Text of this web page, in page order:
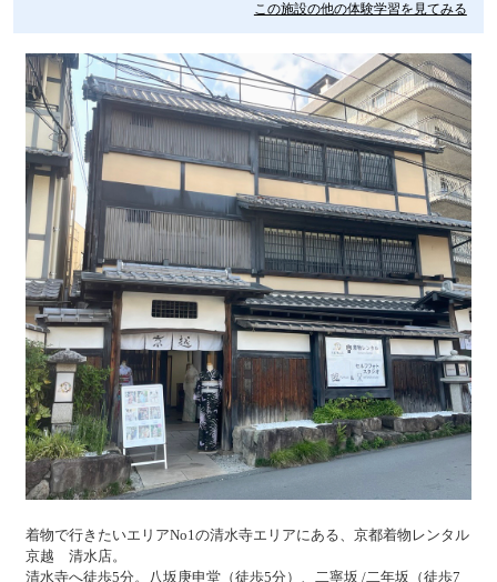
この施設の他の体験学習を見てみる
着物で行きたいエリアNo1の清水寺エリアにある、京都着物レンタル
京越 清水店。
清水寺へ徒歩5分。八坂庚申堂（徒歩5分）、二寧坂 /二年坂（徒歩7